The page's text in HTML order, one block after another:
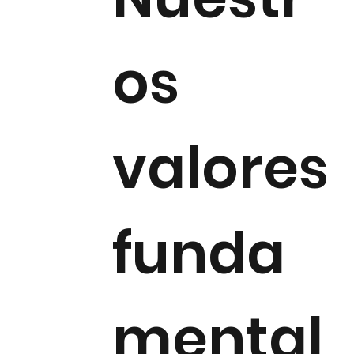
os
valores
funda